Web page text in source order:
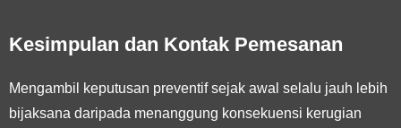
Kesimpulan dan Kontak Pemesanan
Mengambil keputusan preventif sejak awal selalu jauh lebih
bijaksana daripada menanggung konsekuensi kerugian